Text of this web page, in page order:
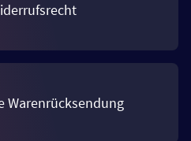
Warenrücksendung